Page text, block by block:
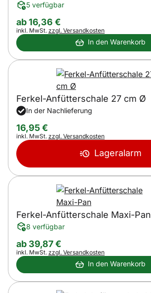
5 verfügbar
ab:
ab16,36 €
Steuerhinweis:
inkl. MwSt. zzgl. Versandkosten
In den Warenkorb
Ferkel-Anfütterschale 27 cm Ø
In der Nachlieferung
16,95€
Steuerhinweis:
inkl. MwSt. zzgl. Versandkosten
Lageralarm
Ferkel-Anfütterschale Maxi-Pan
8 verfügbar
ab:
ab 39,87€
Steuerhinweis:
inkl. MwSt. zzgl. Versandkosten
In den Warenkorb